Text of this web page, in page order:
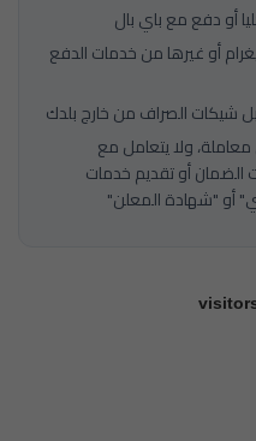
أو دفع مع باي بال
أو غيرها من خدمات الدفع
شيكات الصراف من خارج بلدك
ولا يتعامل مع
الضمان أو تقديم خدمات
أو "شهادة المعلن"